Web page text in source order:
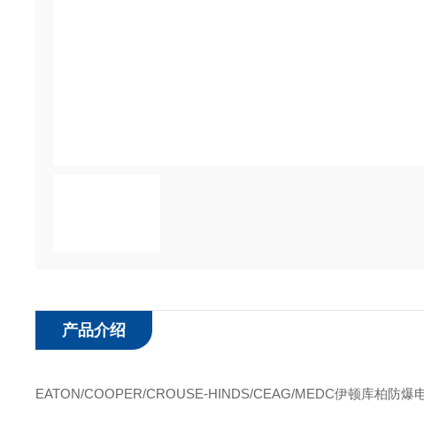
产品介绍
EATON/COOPER/CROUSE-HINDS/CEAG/MEDC伊顿库柏防爆